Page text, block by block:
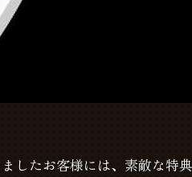
したお客様には、素敵な特